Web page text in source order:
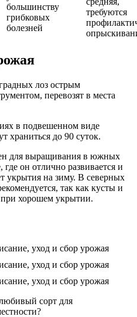
большинству
грибковых
болезней
требуются
лоз острым
перевозят в места
в подвешенном виде
храниться до 90 суток.
для выращивания в южных
он отлично развивается и
укрытия на зиму. В северных
так как кусты и
при хорошем укрытии.
сорт для